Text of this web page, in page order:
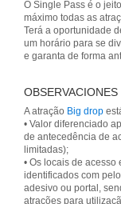
O Single Pass é o
máximo todas as
Terá a oportunidade
um horário para se
e garanta de forma
OBSERVACIONES
A atração Big drop
• Valor diferenciado
de antecedência de
limitadas);
• Os locais de
identificados com
adesivo ou portal,
atrações para